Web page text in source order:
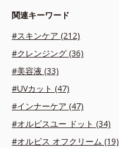
関連キーワード
#スキンケア (212)
#クレンジング (36)
#美容液 (33)
#UVカット (47)
#インナーケア (47)
#オルビスユー ドット (34)
#オルビス オフクリーム (19)